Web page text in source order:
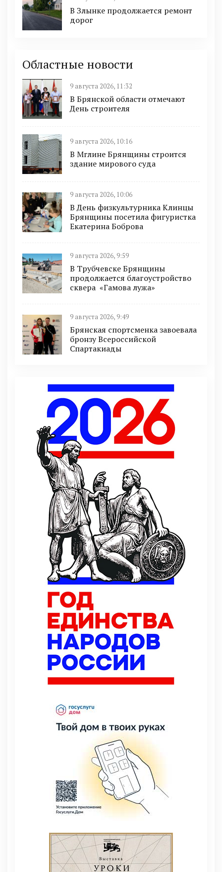
В Злынке продолжается ремонт
дорог
Областные новости
9 августа 2026, 11:32
В Брянской области отмечают
День строителя
9 августа 2026, 10:16
В Мглине Брянщины строится
здание мирового суда
9 августа 2026, 10:06
В День физкультурника Клинцы
Брянщины посетила фигуристка
Екатерина Боброва
9 августа 2026, 9:59
В Трубчевске Брянщины
продолжается благоустройство
сквера «Гамова лужа»
9 августа 2026, 9:49
Брянская спортсменка завоевала
бронзу Всероссийской
Спартакиады